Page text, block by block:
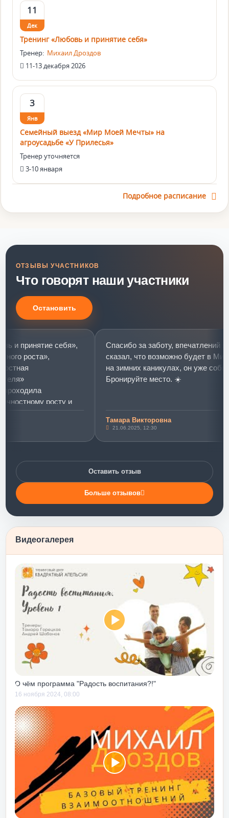
11
Дек
Тренинг «Любовь и принятие себя»
Тренер: Михаил Дроздов
11-13 декабря 2026
3
Янв
Семейный выезд «Мир Моей Мечты» на
агроусадьбе «У Прилесья»
Тренер уточняется
3-10 января
Подробное расписание
ОТЗЫВЫ УЧАСТНИКОВ
Что говорят наши участники
Остановить
себя»,
роста»,
росту и
слониках»)))
уровня
мощного
было. Тренинг
с
на то, что
научил
лукавства – и
и
объятия,
и т.п. - - именно
Я бы
личностного
человека
тебе мягко
к понимаю
ГОТОВ!!!
погрузишься
прожив
о понимании
под дых». На
сходить
в
картинку
на
тренинг
Спасибо за заботу, впечатлений
сказал, что возможно будет в Мир
на зимних каникулах, он уже
Бронируйте место. ☀️
Тамара Викторовна
21.06.2025, 12:30
Оставить отзыв
Больше отзывов
Видеогалерея
О чём программа "Радость воспитания?!"
16 ноября 2024, 08:00